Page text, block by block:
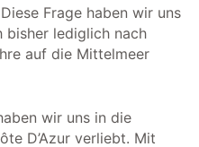
Frage haben wir uns
bisher lediglich nach
auf die Mittelmeer
wir uns in die
D’Azur verliebt. Mit